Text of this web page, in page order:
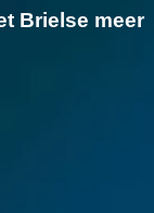
Brielse meer